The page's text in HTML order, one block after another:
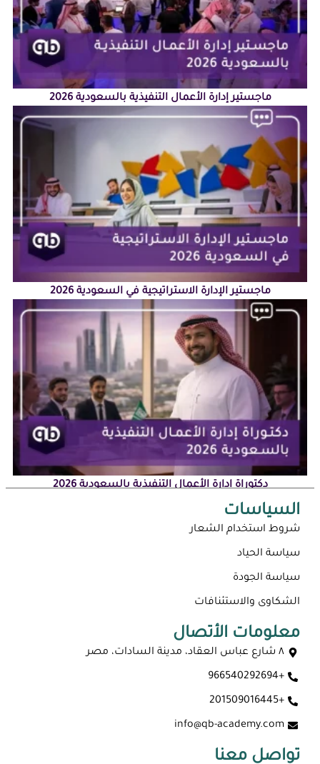
ماجستير إدارة الأعمال التنفيذية بالسعودية 2026
ماجستير الإدارة الاستراتيجية في السعودية 2026
دكتوراة إدارة الأعمال التنفيذية بالسعودية 2026
ماجستير عن بعد معتمد في السعودية 2026
السياسات
شروط استخدام الشعار
سياسة الحياد
سياسة الجودة
الشكاوى والاستئنافات
معلومات الأتصال
٨ شارع عباس العقاد، مدينة السادات، مصر
+966540292694
+201509016445
info@qb-academy.com
تواصل معنا